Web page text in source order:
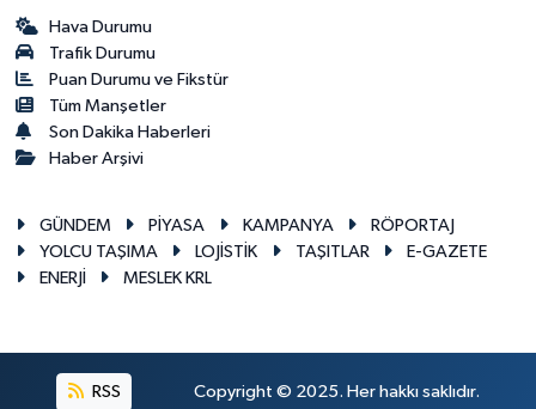
Hava Durumu
Trafik Durumu
Puan Durumu ve Fikstür
Tüm Manşetler
Son Dakika Haberleri
Haber Arşivi
GÜNDEM PİYASA KAMPANYA
RÖPORTAJ
YOLCU TAŞIMA
LOJİSTİK TAŞITLAR
E-GAZETE
ENERJİ
MESLEK KRL
RSS Copyright © 2025. Her hakkı saklıdır.